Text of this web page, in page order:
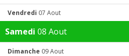
Vendredi 07 Aout
Samedi 08 Aout
Dimanche 09 Aout